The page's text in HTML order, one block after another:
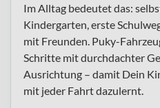
Im Alltag bedeutet das:
Kindergarten, erste
mit Freunden. Puky-
Schritte mit durchdachter
Ausrichtung – damit Dein
mit jeder Fahrt dazulernt.